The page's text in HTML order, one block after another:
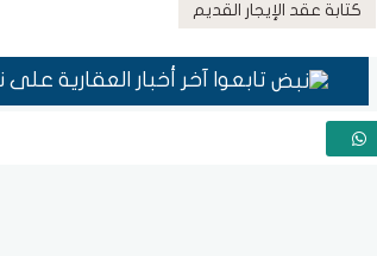
كتابة عقد الإيجار القديم
تابعوا آخر أخبار العقارية